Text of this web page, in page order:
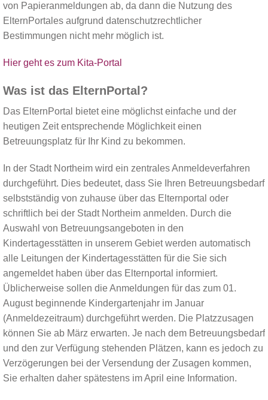
von Papieranmeldungen ab, da dann die Nutzung des
ElternPortales aufgrund datenschutzrechtlicher
Bestimmungen nicht mehr möglich ist.
Hier geht es zum Kita-Portal
Was ist das ElternPortal?
Das ElternPortal bietet eine möglichst einfache und der
heutigen Zeit entsprechende Möglichkeit einen
Betreuungsplatz für Ihr Kind zu bekommen.
In der Stadt Northeim wird ein zentrales Anmeldeverfahren
durchgeführt. Dies bedeutet, dass Sie Ihren Betreuungsbedarf
selbstständig von zuhause über das Elternportal oder
schriftlich bei der Stadt Northeim anmelden. Durch die
Auswahl von Betreuungsangeboten in den
Kindertagesstätten in unserem Gebiet werden automatisch
alle Leitungen der Kindertagesstätten für die Sie sich
angemeldet haben über das Elternportal informiert.
Üblicherweise sollen die Anmeldungen für das zum 01.
August beginnende Kindergartenjahr im Januar
(Anmeldezeitraum) durchgeführt werden. Die Platzzusagen
können Sie ab März erwarten. Je nach dem Betreuungsbedarf
und den zur Verfügung stehenden Plätzen, kann es jedoch zu
Verzögerungen bei der Versendung der Zusagen kommen,
Sie erhalten daher spätestens im April eine Information.